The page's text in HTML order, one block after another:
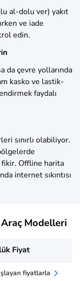
al-dolu ver) yakıt
ve iade
edin.
da çevre yollarında
kasko ve lastik-
faydalı
sınırlı olabiliyor.
fikir. Offline harita
internet sıkıntısı
Araç Modelleri
Fiyat
fiyatlarla